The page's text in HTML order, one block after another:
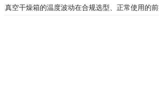
真空干燥箱的温度波动‌在合规选型、正常使用的